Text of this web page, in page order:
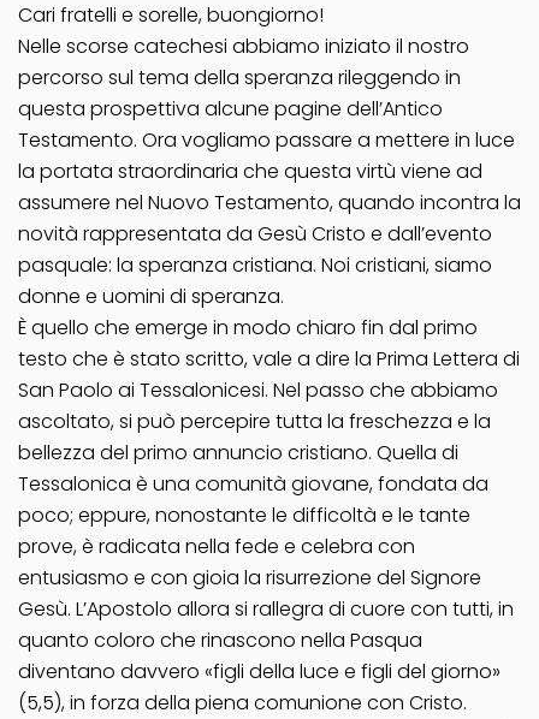
Cari fratelli e sorelle, buongiorno!
Nelle scorse catechesi abbiamo iniziato il nostro
percorso sul tema della speranza rileggendo in
questa prospettiva alcune pagine dell’Antico
Testamento. Ora vogliamo passare a mettere in luce
la portata straordinaria che questa virtù viene ad
assumere nel Nuovo Testamento, quando incontra la
novità rappresentata da Gesù Cristo e dall’evento
pasquale: la speranza cristiana. Noi cristiani, siamo
donne e uomini di speranza.
È quello che emerge in modo chiaro fin dal primo
testo che è stato scritto, vale a dire la Prima Lettera di
San Paolo ai Tessalonicesi. Nel passo che abbiamo
ascoltato, si può percepire tutta la freschezza e la
bellezza del primo annuncio cristiano. Quella di
Tessalonica è una comunità giovane, fondata da
poco; eppure, nonostante le difficoltà e le tante
prove, è radicata nella fede e celebra con
entusiasmo e con gioia la risurrezione del Signore
Gesù. L’Apostolo allora si rallegra di cuore con tutti, in
quanto coloro che rinascono nella Pasqua
diventano davvero «figli della luce e figli del giorno»
(5,5), in forza della piena comunione con Cristo.